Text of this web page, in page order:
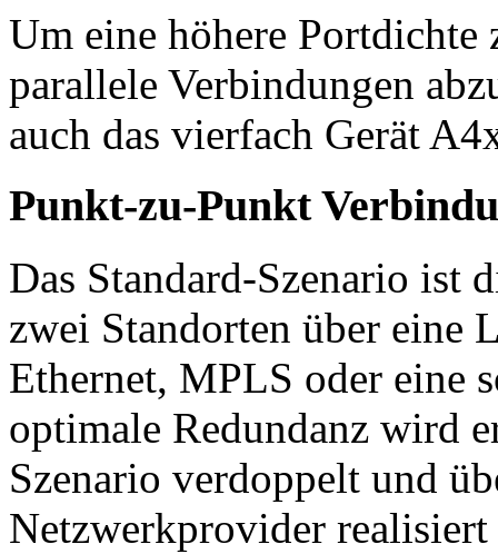
Um eine höhere Portdichte
parallele Verbindungen
auch das vierfach Gerät
Punkt-zu-Punkt
Das Standard-Szenario ist
zwei Standorten über eine
Ethernet, MPLS oder eine
optimale Redundanz wird
Szenario verdoppelt und
Netzwerkprovider